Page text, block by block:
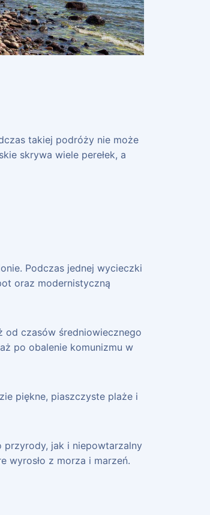
takiej podróży nie może
skrywa wiele perełek, a
Podczas jednej wycieczki
oraz modernistyczną
od czasów średniowiecznego
po obalenie komunizmu w
piękne, piaszczyste plaże i
przyrody, jak i niepowtarzalny
wyrosło z morza i marzeń.